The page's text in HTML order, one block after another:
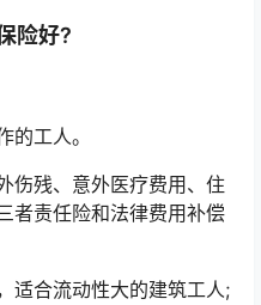
险好?
工人。
伤残、意外医疗费用、住
者责任险和法律费用补偿
适合流动性大的建筑工人;